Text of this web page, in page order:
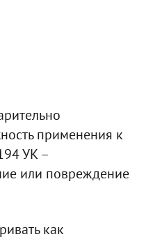
применения к
УК –
или повреждение
как